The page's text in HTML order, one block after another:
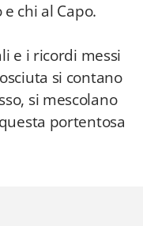
chi al Capo.
e i ricordi messi
si contano
si mescolano
portentosa